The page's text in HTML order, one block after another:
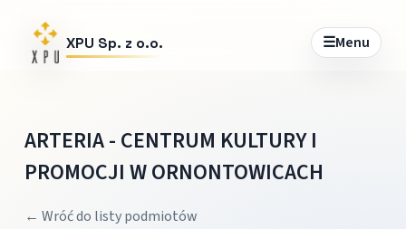
XPU Sp. z o.o. ☰Menu
ARTERIA - CENTRUM KULTURY I
PROMOCJI W ORNONTOWICACH
← Wróć do listy podmiotów